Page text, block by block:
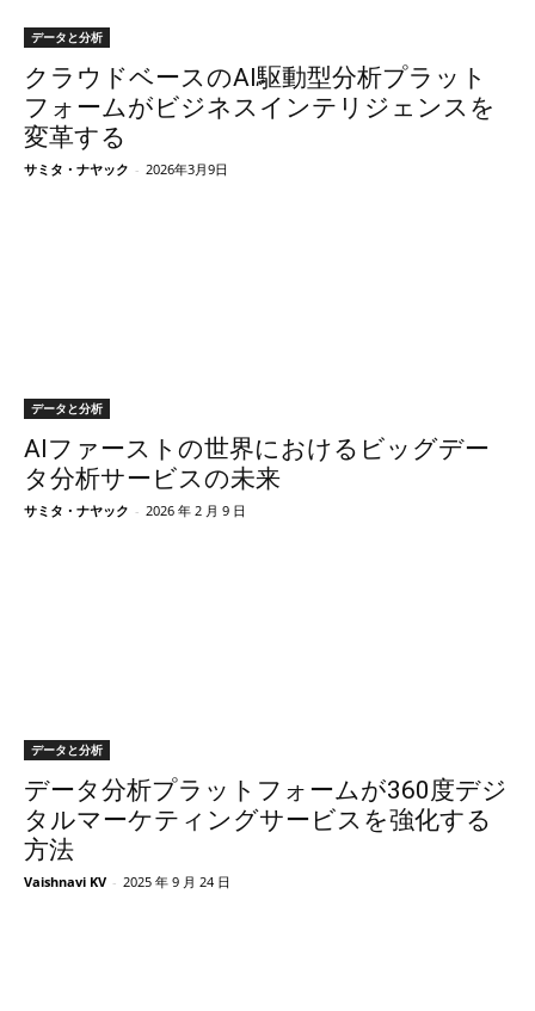
データと分析
クラウドベースのAI駆動型分析プラット
フォームがビジネスインテリジェンスを
変革する
サミタ・ナヤック - 2026年3月9日
データと分析
AIファーストの世界におけるビッグデー
タ分析サービスの未来
サミタ・ナヤック - 2026 年 2 月 9 日
データと分析
データ分析プラットフォームが360度デジ
タルマーケティングサービスを強化する
方法
Vaishnavi KV - 2025 年 9 月 24 日